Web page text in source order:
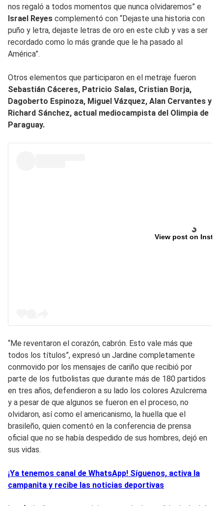
nos regaló a todos momentos que nunca olvidaremos” e
Israel Reyes complementó con “Dejaste una historia con
puño y letra, dejaste letras de oro en este club y vas a ser
recordado como lo más grande que le ha pasado al
América”.
Otros elementos que participaron en el metraje fueron
Sebastián Cáceres, Patricio Salas, Cristian Borja,
Dagoberto Espinoza, Miguel Vázquez, Alan Cervantes y
Richard Sánchez, actual mediocampista del Olimpia de
Paraguay.
View post on
“Me reventaron el corazón, cabrón. Esto vale más que
todos los títulos”, expresó un Jardine completamente
conmovido por los mensajes de cariño que recibió por
parte de los futbolistas que durante más de 180 partidos
en tres años, defendieron a su lado los colores Azulcrema
y a pesar de que algunos se fueron en el proceso, no
olvidaron, así como el americanismo, la huella que el
brasileño, quien comentó en la conferencia de prensa
oficial que no se había despedido de sus hombres, dejó en
sus vidas.
¡Ya tenemos canal de WhatsApp! Síguenos, activa la
campanita y recibe las noticias deportivas